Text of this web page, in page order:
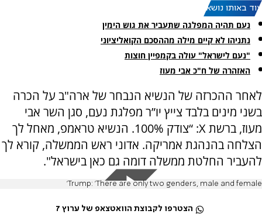
עוד באותו נושא:
נעם תהיה המפלגה שתעביר את גוש הימין
נתניהו לא קיים מילה מההסכם הקואליציוני
"נעם לישראל" עולה בקמפיין חוצות
האזהרה של ח"כ אבי מעוז
לאחר ההכרזה של הנשיא הנבחר של ארה"ב על הכרה
בשני מינים בלבד צייץ יו”ר מפלגת נעם, סגן השר אבי
מעוז, ברשת X: “צודק 100%. הנשיא טראמפ, מאחל לך
הצלחה בהנהגת אמריקה. אדוני ראש הממשלה, קורא לך
להעביר החלטת ממשלה דומה גם כאן בישראל".
Trump: 'There are only two genders, male and female'
הצטרפו לקבוצת הוואטצאפ של ערוץ 7